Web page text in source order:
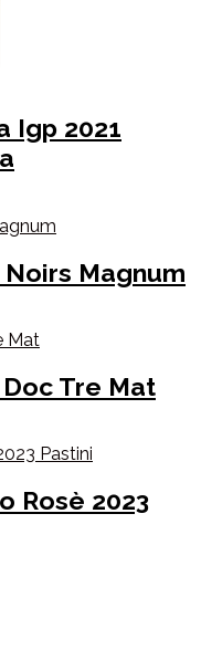
Igp 2021
Magnum
Tre Mat
Rosè 2023